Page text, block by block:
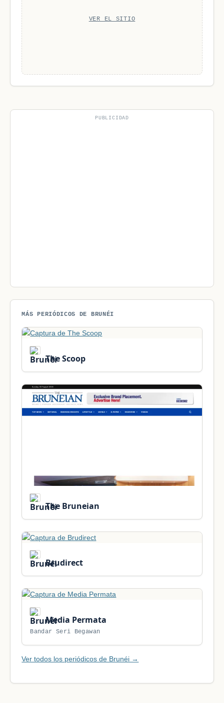
VER EL SITIO
PUBLICIDAD
MÁS PERIÓDICOS DE BRUNÉI
The Scoop
The Bruneian
Brudirect
Media Permata
Bandar Seri Begawan
Ver todos los periódicos de Brunéi →